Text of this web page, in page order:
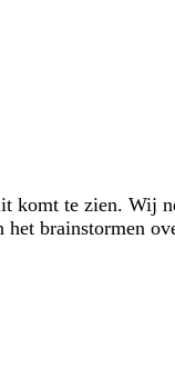
komt te zien. Wij
brainstormen